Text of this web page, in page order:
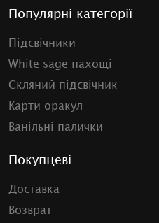
Популярні категорії
Підсвічники
White sage пахощі
Скляний підсвічник
Карти оракул
Ванільні палички
Покупцеві
Доставка
Возврат